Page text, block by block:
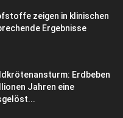
zeigen in klinischen
Ergebnisse
Erdbeben
Jahren eine